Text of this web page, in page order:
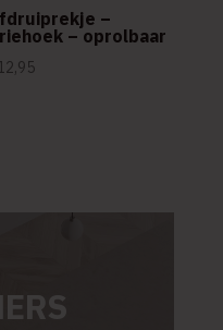
–
– oprolbaar